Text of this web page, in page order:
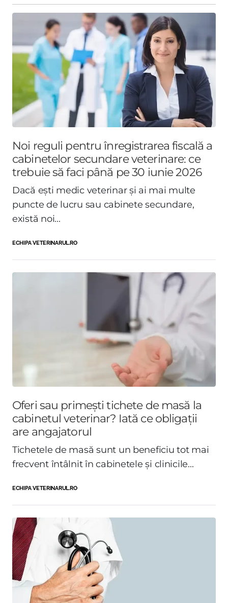
Noi reguli pentru înregistrarea fiscală a
cabinetelor secundare veterinare: ce
trebuie să faci până pe 30 iunie 2026
Dacă ești medic veterinar și ai mai multe
puncte de lucru sau cabinete secundare,
există noi...
ECHIPA VETERINARUL.RO
Oferi sau primești tichete de masă la
cabinetul veterinar? Iată ce obligații
are angajatorul
Tichetele de masă sunt un beneficiu tot mai
frecvent întâlnit în cabinetele și clinicile...
ECHIPA VETERINARUL.RO